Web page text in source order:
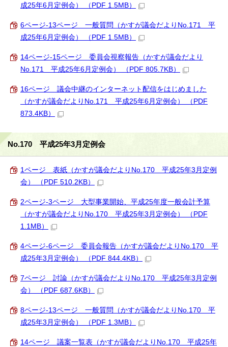
成25年6月定例会） （PDF 1.5MB）
6ページ-13ページ 一般質問（かすが議会だよりNo.171 平
成25年6月定例会） （PDF 1.5MB）
14ページ-15ページ 委員会視察報告（かすが議会だより
No.171 平成25年6月定例会） （PDF 805.7KB）
16ページ 議会中継のインターネット配信をはじめました
（かすが議会だよりNo.171 平成25年6月定例会） （PDF
873.4KB）
No.170 平成25年3月定例会
1ページ 表紙（かすが議会だよりNo.170 平成25年3月定例
会） （PDF 510.2KB）
2ページ-3ページ 大型事業開始、平成25年度一般会計予算
（かすが議会だよりNo.170 平成25年3月定例会） （PDF
1.1MB）
4ページ-6ページ 委員会報告（かすが議会だよりNo.170 平
成25年3月定例会） （PDF 844.4KB）
7ページ 討論（かすが議会だよりNo.170 平成25年3月定例
会） （PDF 687.6KB）
8ページ-13ページ 一般質問（かすが議会だよりNo.170 平
成25年3月定例会） （PDF 1.3MB）
14ページ 議案一覧表（かすが議会だよりNo.170 平成25年